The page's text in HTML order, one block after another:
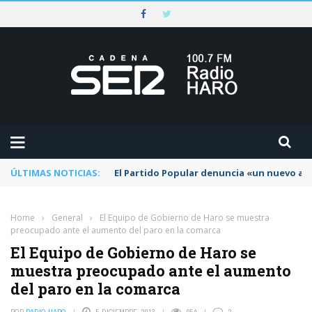
ÚLTIMAS NOTICIAS: El Partido Popular denuncia «un nuevo
Home › General ›
El Equipo de Gobierno de Haro se muestra
preocupado ante el aumento del paro en la comarca
El Equipo de Gobierno de Haro se
muestra preocupado ante el aumento
del paro en la comarca